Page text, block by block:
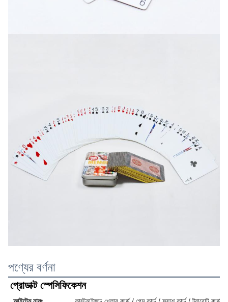
পণ্যের বর্ণনা
প্রোডাক্ট স্পেসিফিকেশন